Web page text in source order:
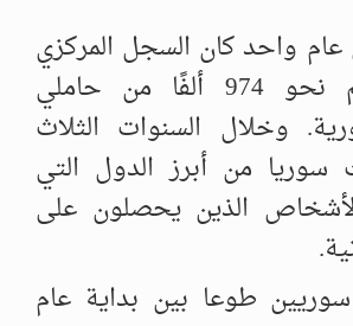
عام واحد كان السجل المركزي
للأجانب يضم نحو 974 ألفًا من حاملي
وخلال السنوات الثلاث
سوريا من أبرز الدول التي
الذين يحصلون على
، غادر 3707 سوريين طوعا بين بداية عام